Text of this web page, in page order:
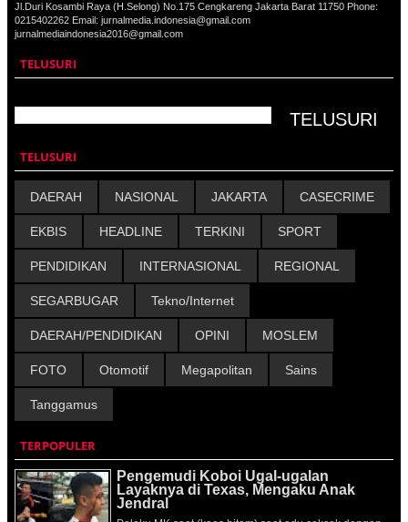
Jl.Duri Kosambi Raya (H.Selong) No.175 Cengkareng Jakarta Barat 11750 Phone:
0215402262 Email: jurnalmedia.indonesia@gmail.com
jurnalmediaindonesia2016@gmail.com
TELUSURI
TELUSURI
DAERAH NASIONAL JAKARTA CASECRIME
EKBIS HEADLINE TERKINI SPORT
PENDIDIKAN INTERNASIONAL REGIONAL
SEGARBUGAR Tekno/Internet
DAERAH/PENDIDIKAN OPINI MOSLEM
FOTO Otomotif Megapolitan Sains
Tanggamus
TERPOPULER
Pengemudi Koboi Ugal-ugalan
Layaknya di Texas, Mengaku Anak
Jendral